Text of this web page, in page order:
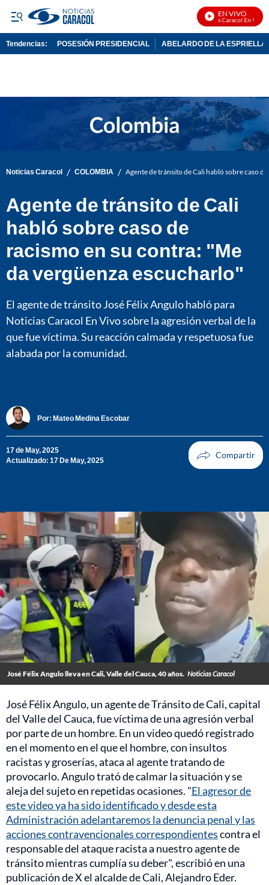
EN VIVO
Noticias Caracol En Vivo
Tendencias: POSESIÓN PRESIDENCIAL ABELARDO DE LA ESPRIELLA
Noticias Caracol / COLOMBIA / Agente de tránsito de Cali habló sobre caso
Agente de tránsito de Cali
habló sobre caso de
racismo en su contra: "Me
da vergüenza escucharlo"
El agente de tránsito José Félix Angulo habló para
Noticias Caracol En Vivo sobre la agresión verbal de la
que fue víctima. Su reacción calmada y respetuosa fue
alabada por la comunidad.
Por: Mateo Medina Escobar
17 de May, 2025
Actualizado: 17 De May, 2025
José Félix Angulo lleva en Cali, Valle del Cauca, 40 años. Noticias Caracol
José Félix Angulo, un agente de Tránsito de Cali, capital
del Valle del Cauca, fue víctima de una agresión verbal
por parte de un hombre. En un video quedó registrado
en el momento en el que el hombre, con insultos
racistas y groserías, ataca al agente tratando de
provocarlo. Angulo trató de calmar la situación y se
aleja del sujeto en repetidas ocasiones. "El agresor de
este video ya ha sido identificado y desde esta
Administración adelantaremos la denuncia penal y las
acciones contravencionales correspondientescontra el
responsable del ataque racista a nuestro agente de
tránsito mientras cumplía su deber", escribió en una
publicación de X el alcalde de Cali, Alejandro Eder.